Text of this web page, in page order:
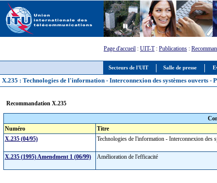
Secteurs de l'UIT Salle de presse
Page d'accueil : UIT-T: Publications :
X.235 : Technologies de l'information - Interconnexion des systèmes ouverts -
Recommandation X.235
Numéro
Titre
X.235 (04/95)
Technologies de l'information - Interconnexion des
X.235 (1995) Amendment 1 (06/99) Amélioration de l'efficacité